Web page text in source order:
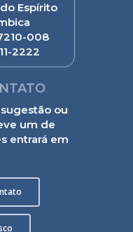
Espírito
008
2222
ou
um de
entrará em